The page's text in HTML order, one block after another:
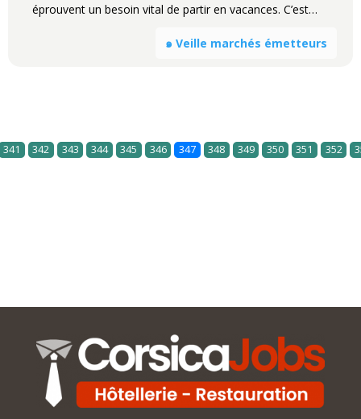
éprouvent un besoin vital de partir en vacances. C’est…
๑ Veille marchés émetteurs
341 342 343 344 345 346 347 348 349 350 351 352